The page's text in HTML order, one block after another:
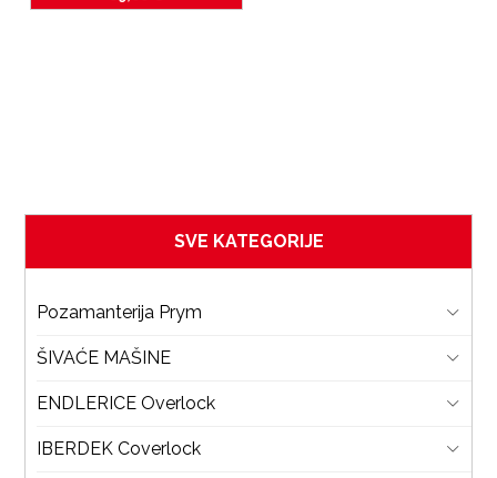
SVE KATEGORIJE
Pozamanterija Prym
ŠIVAĆE MAŠINE
ENDLERICE Overlock
IBERDEK Coverlock